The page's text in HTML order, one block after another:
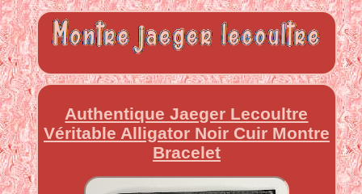
Authentique Jaeger Lecoultre
Véritable Alligator Noir Cuir Montre
Bracelet